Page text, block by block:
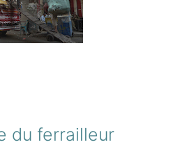
du ferrailleur